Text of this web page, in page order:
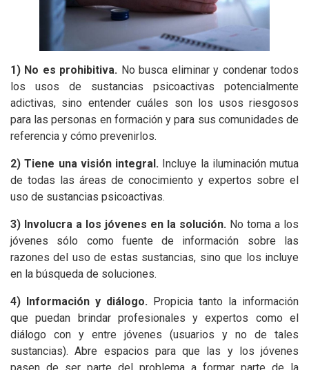
1) No es prohibitiva. No busca eliminar y condenar todos
los usos de sustancias psicoactivas potencialmente
adictivas, sino entender cuáles son los usos riesgosos
para las personas en formación y para sus comunidades de
referencia y cómo prevenirlos.
2) Tiene una visión integral. Incluye la iluminación mutua
de todas las áreas de conocimiento y expertos sobre el
uso de sustancias psicoactivas.
3) Involucra a los jóvenes en la solución. No toma a los
jóvenes sólo como fuente de información sobre las
razones del uso de estas sustancias, sino que los incluye
en la búsqueda de soluciones.
4) Información y diálogo. Propicia tanto la información
que puedan brindar profesionales y expertos como el
diálogo con y entre jóvenes (usuarios y no de tales
sustancias). Abre espacios para que las y los jóvenes